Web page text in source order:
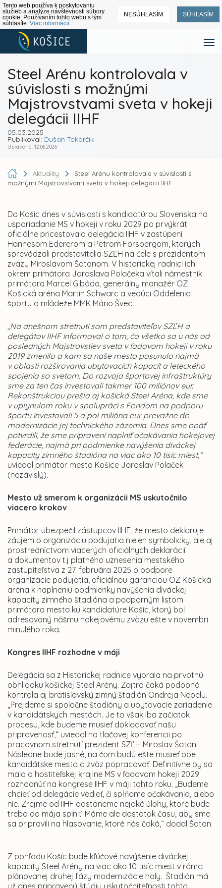
Tento web používa k poskytovaniu
služieb a analýze návštevnosti súbory
cookie. Používaním tohto webu s tým
súhlasíte. Viac informácií
NESÚHLASÍM SÚHLASÍM
Steel Arénu kontrolovala v
súvislosti s možnými
Majstrovstvami sveta v hokeji
delegácii IIHF
05.03.2025
Publikoval: Dušan Tokarčík
Upravené: 12.06.2026
Aktuality
Steel Arénu kontrolovala v súvislosti s
možnými Majstrovstvami sveta v hokeji delegácii IIHF
Do Košíc dnes v súvislosti s kandidatúrou Slovenska na
usporiadanie MS v hokeji v roku 2029 po prvýkrát
oficiálne pricestovala delegácia IIHF v zastúpení
Hannesom Edererom a Petrom Forsbergom, ktorých
sprevádzali predstavitelia SZĽH na čele s prezidentom
zväzu Miroslavom Šatanom. V historickej radnici ich
okrem primátora Jaroslava Polačeka vítali námestník
primátora Marcel Gibóda, generálny manažér OZ
Košická aréna Martin Schwarc a vedúci Oddelenia
športu a mládeže MMK Mário Švec.
„Na dnešnom stretnutí som predstaviteľov SZĽH a
delegátov IIHF informoval o tom, čo všetko sa u nás od
posledných Majstrovstiev sveta v ľadovom hokeji v roku
2019 zmenilo a kam sa naše mesto posunulo najmä
v oblasti rozširovania ubytovacích kapacít a leteckého
spojenia so svetom. Do rozvoja športovej infraštruktúry
sme za ten čas investovali takmer 100 miliónov eur.
Rekonštrukciou prešla aj košická Steel Aréna, kde sme
v uplynulom roku v spolupráci s Fondom na podporu
športu investovali 5 a pol milióna eur prevažne do
modernizácie jej technického zázemia. Dnes sme opäť
potvrdili, že sme pripravení naplniť očakávania hokejovej
federácie, najmä pri podmienke navýšenia diváckej
kapacity zimného štadióna na viac ako 10 tisíc miest,“
uviedol primátor mesta Košice Jaroslav Polaček
(nezávislý).
Mesto už smerom k organizácii MS uskutočnilo
viacero krokov
Primátor ubezpečil zástupcov IIHF, že mesto deklaruje
záujem o organizáciu podujatia nielen symbolicky, ale aj
prostredníctvom viacerých oficiálnych deklarácií
a dokumentov t.j platného uznesenia mestského
zastupiteľstva z 27. februára 2025 o podpore
organizácie podujatia, oficiálnou garanciou OZ Košická
aréna k naplneniu podmienky navýšenia diváckej
kapacity zimného štadióna a podporným listom
primátora mesta ku kandidatúre Košíc, ktorý bol
adresovaný nášmu hokejovému zväzu ešte v novembri
minulého roka.
Kongres IIHF rozhodne v máji
Delegácia sa z Historickej radnice vybrala na prvotnú
obhliadku košickej Steel Arény. Zajtra čaká podobná
kontrola aj bratislavský zimný štadión Ondreja Nepelu.
„Prejdeme si spoločne štadióny a ubytovacie zariadenie
v kandidátskych mestách. Je to však iba začiatok
procesu, kde budeme musieť dokladovať našu
pripravenosť,“ uviedol na tlačovej konferencii po
pracovnom stretnutí prezident SZĽH Miroslav Šatan.
Následne bude jasné, na čom budú ešte musieť obe
kandidátske mesta a zväz popracovať. Definitívne by sa
malo o hostiteľskej krajine MS v ľadovom hokeji 2029
rozhodnúť na kongrese IIHF v máji tohto roku. „Budeme
chcieť od delegácie vedieť, či spĺňame očakávania, alebo
nie. Zrejme od IIHF dostaneme nejaké úlohy, ktoré bude
treba do mája splniť. Máme ale dostatok času, aby sme
sa pripravili na hlasovanie, ktoré nás čaká,“ dodal Šatan.
Z pohľadu Košíc bude kľúčové navýšenie diváckej
kapacity Steel Arény na viac ako 10 tisíc miest v rámci
plánovanej druhej fázy modernizácie haly. Štadión má